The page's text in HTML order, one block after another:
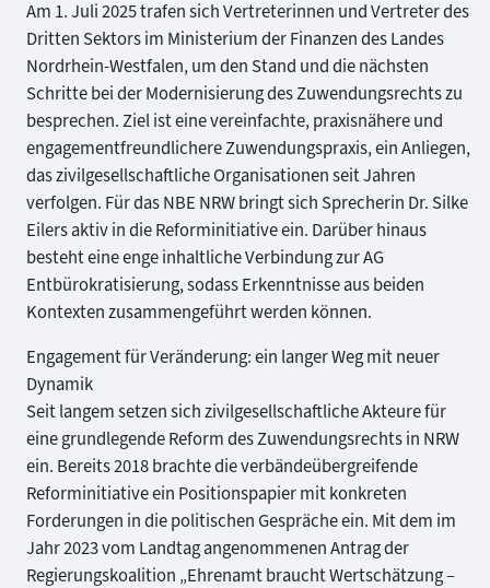
Am 1. Juli 2025 trafen sich Vertreterinnen und Vertreter des
Dritten Sektors im Ministerium der Finanzen des Landes
Nordrhein-Westfalen, um den Stand und die nächsten
Schritte bei der Modernisierung des Zuwendungsrechts zu
besprechen. Ziel ist eine vereinfachte, praxisnähere und
engagementfreundlichere Zuwendungspraxis, ein Anliegen,
das zivilgesellschaftliche Organisationen seit Jahren
verfolgen. Für das NBE NRW bringt sich Sprecherin Dr. Silke
Eilers aktiv in die Reforminitiative ein. Darüber hinaus
besteht eine enge inhaltliche Verbindung zur AG
Entbürokratisierung, sodass Erkenntnisse aus beiden
Kontexten zusammengeführt werden können.
Engagement für Veränderung: ein langer Weg mit neuer
Dynamik
Seit langem setzen sich zivilgesellschaftliche Akteure für
eine grundlegende Reform des Zuwendungsrechts in NRW
ein. Bereits 2018 brachte die verbändeübergreifende
Reforminitiative ein Positionspapier mit konkreten
Forderungen in die politischen Gespräche ein. Mit dem im
Jahr 2023 vom Landtag angenommenen Antrag der
Regierungskoalition „Ehrenamt braucht Wertschätzung –